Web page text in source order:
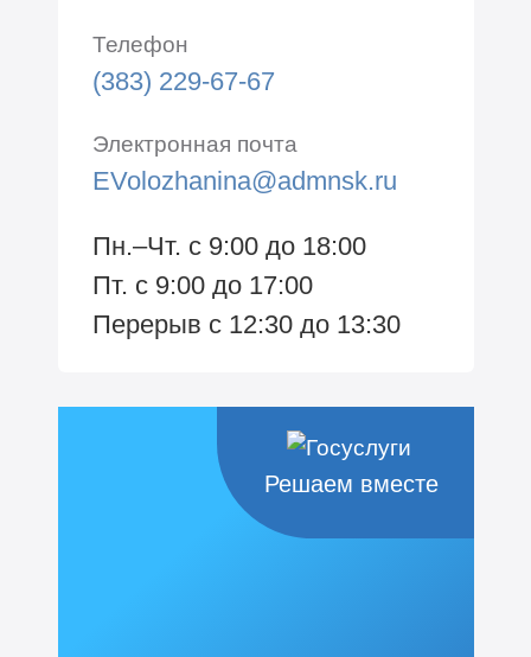
Телефон
(383) 229-67-67
Электронная почта
EVolozhanina@admnsk.ru
Пн.–Чт. с 9:00 до 18:00
Пт. с 9:00 до 17:00
Перерыв с 12:30 до 13:30
Решаем вместе